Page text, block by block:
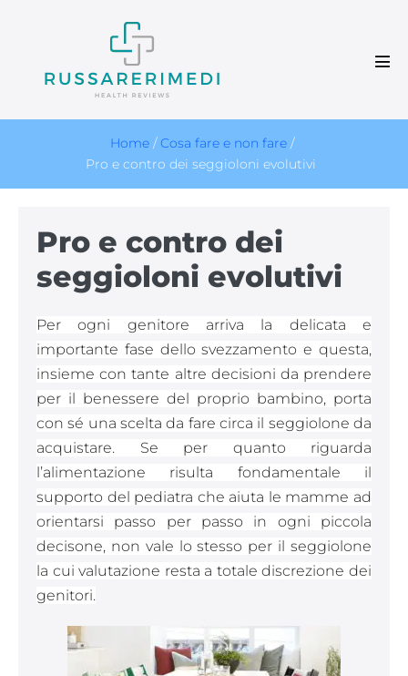
Home / Cosa fare e non fare /
Pro e contro dei seggioloni evolutivi
Pro e contro dei
seggioloni evolutivi
Per ogni genitore arriva la delicata e
importante fase dello svezzamento e questa,
insieme con tante altre decisioni da prendere
per il benessere del proprio bambino, porta
con sé una scelta da fare circa il seggiolone da
acquistare. Se per quanto riguarda
l’alimentazione risulta fondamentale il
supporto del pediatra che aiuta le mamme ad
orientarsi passo per passo in ogni piccola
decisone, non vale lo stesso per il seggiolone
la cui valutazione resta a totale discrezione dei
genitori.